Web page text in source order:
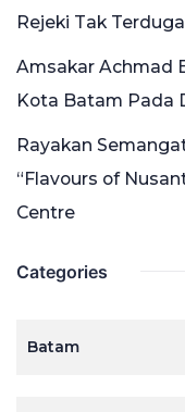
Rejeki Tak
Amsakar Achmad
Kota Batam Pada
Rayakan
“Flavours of
Centre
Categories
Batam